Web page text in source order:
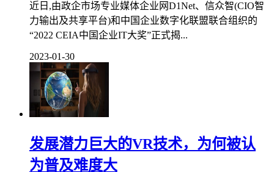
近日,由政企市场专业媒体企业网D1Net、信众智(CIO智
力输出及共享平台)和中国企业数字化联盟联合组织的
“2022 CEIA中国企业IT大奖”正式揭...
2023-01-30
发展潜力巨大的VR技术，为何被认
为普及难度大